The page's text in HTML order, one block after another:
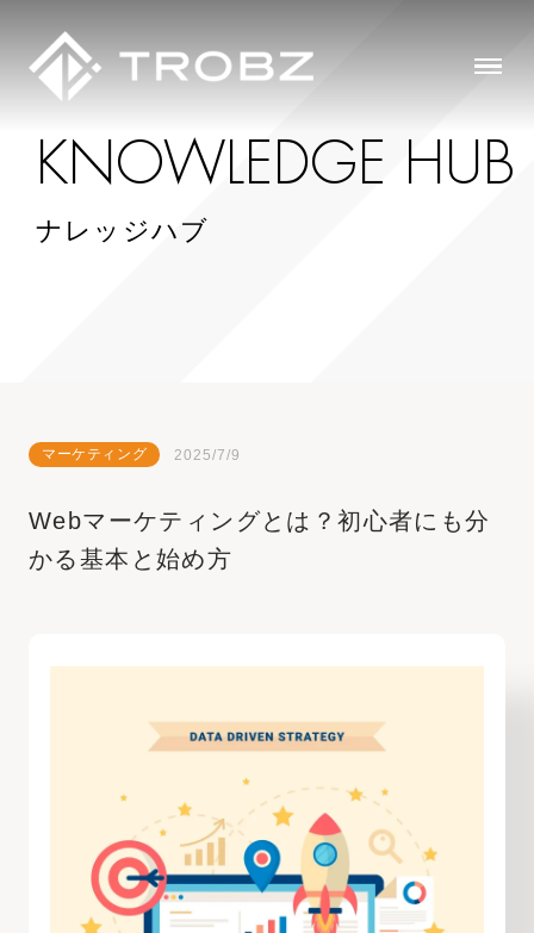
KNOW E DGE H UB
ナレッジハブ
マーケティング 2025/7/9
Webマーケティングとは？初心者にも分
かる基本と始め方